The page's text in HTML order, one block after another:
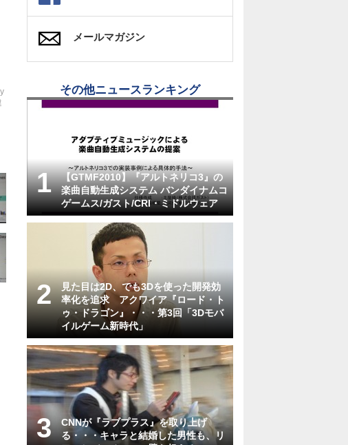
メールマガジン
その他ニュースランキング
【GTMF2010】『アルトネリコ3』の
楽曲自動生成システム バンダイナムコ
ゲームス/ガスト/CRI・ミドルウェア
見た目は2D、でも3Dを使った開発効
率化を追求 アクワイア『ロード・ト
ゥ・ドラゴン』・・・第3回「3Dモバ
イルゲーム新時代」
CNNが『ラブプラス』を取り上げ
る・・・キャラと結婚した男性も、リ